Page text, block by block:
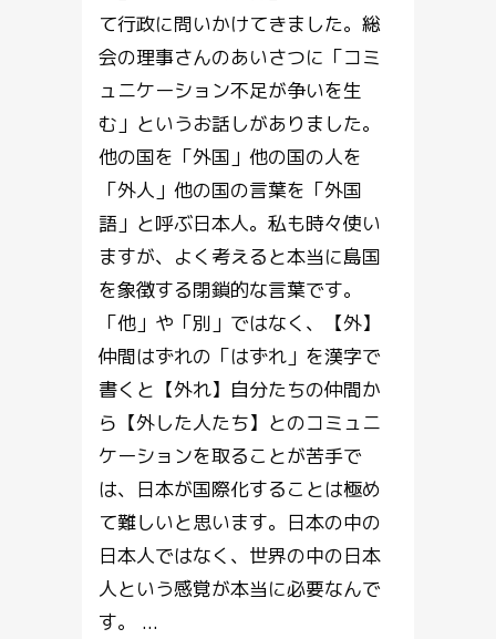
て行政に問いかけてきました。総
会の理事さんのあいさつに「コミ
ュニケーション不足が争いを生
む」というお話しがありました。
他の国を「外国」他の国の人を
「外人」他の国の言葉を「外国
語」と呼ぶ日本人。私も時々使い
ますが、よく考えると本当に島国
を象徴する閉鎖的な言葉です。
「他」や「別」ではなく、【外】
仲間はずれの「はずれ」を漢字で
書くと【外れ】自分たちの仲間か
ら【外した人たち】とのコミュニ
ケーションを取ることが苦手で
は、日本が国際化することは極め
て難しいと思います。日本の中の
日本人ではなく、世界の中の日本
人という感覚が本当に必要なんで
す。 ...